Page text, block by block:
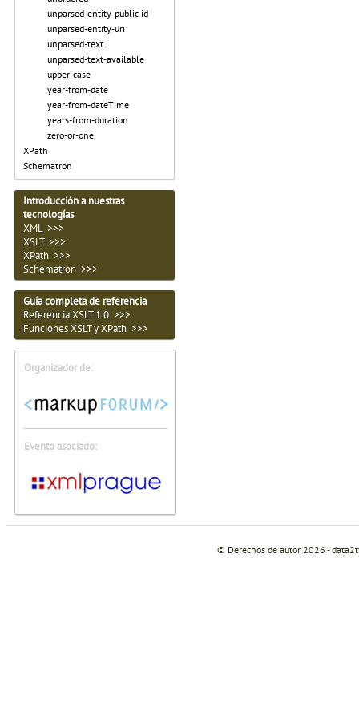
unparsed-entity-public-id
unparsed-entity-uri
unparsed-text
unparsed-text-available
upper-case
year-from-date
year-from-dateTime
years-from-duration
zero-or-one
XPath
Schematron
Introducción a nuestras
tecnologías
XML >>>
XSLT >>>
XPath >>>
Schematron >>>
Guía completa de referencia
Referencia XSLT 1.0 >>>
Funciones XSLT y XPath >>>
Organizador de:
Evento asociado:
© Derechos de autor 2026 -